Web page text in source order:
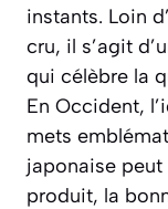
instants. Loin
cru, il s’agit
qui célèbre la
En Occident,
mets
japonaise
produit, la